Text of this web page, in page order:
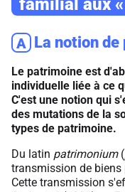
A La notion
Le patrimoine est
individuelle liée à ce
C'est une notion qui
des mutations de la
types de patrimoine.
Du latin patrimonium(
transmission de
Cette transmission